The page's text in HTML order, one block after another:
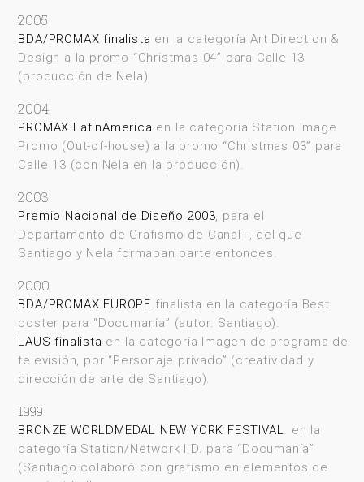
2005
BDA/PROMAX finalista en la categoría Art Direction &
Design a la promo “Christmas 04” para Calle 13
(producción de Nela).
2004
PROMAX LatinAmerica en la categoría Station Image
Promo (Out-of-house) a la promo “Christmas 03” para
Calle 13 (con Nela en la producción).
2003
Premio Nacional de Diseño 2003, para el
Departamento de Grafismo de Canal+, del que
Santiago y Nela formaban parte entonces.
2000
BDA/PROMAX EUROPE finalista en la categoría Best
poster para “Documanía” (autor: Santiago).
LAUS finalista en la categoría Imagen de programa de
televisión, por “Personaje privado” (creatividad y
dirección de arte de Santiago).
1999
BRONZE WORLDMEDAL NEW YORK FESTIVAL. en la
categoría Station/Network I.D. para “Documanía”
(Santiago colaboró con grafismo en elementos de